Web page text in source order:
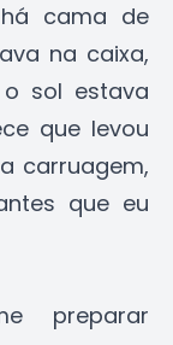
cama de
na caixa,
sol estava
que levou
carruagem,
que eu
preparar